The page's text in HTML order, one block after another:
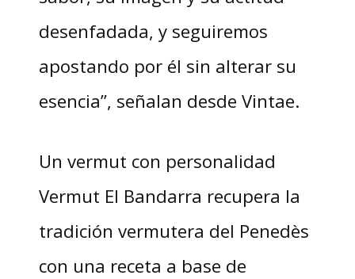
desenfadada, y seguiremos
apostando por él sin alterar su
esencia”, señalan desde Vintae.
Un vermut con personalidad
Vermut El Bandarra recupera la
tradición vermutera del Penedès
con una receta a base de